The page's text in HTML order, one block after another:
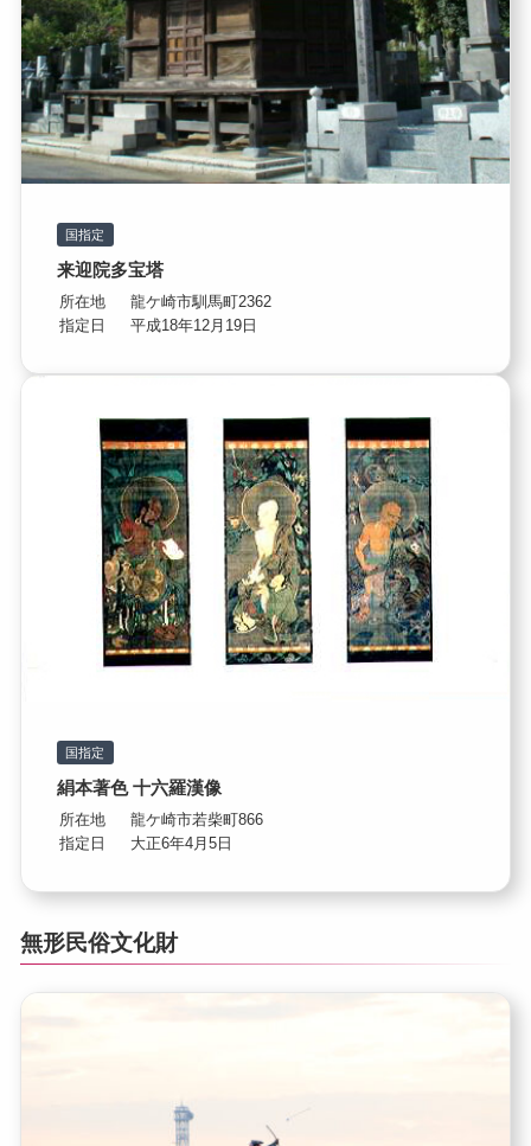
国指定
来迎院多宝塔
所在地
龍ケ崎市馴馬町2362
指定日
平成18年12月19日
国指定
絹本著色 十六羅漢像
所在地
龍ケ崎市若柴町866
指定日
大正6年4月5日
無形民俗文化財